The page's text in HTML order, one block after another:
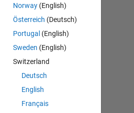
Norway(English)
Österreich (Deutsch)
Portugal (English)
Sweden (English)
Switzerland
Deutsch
English
Français